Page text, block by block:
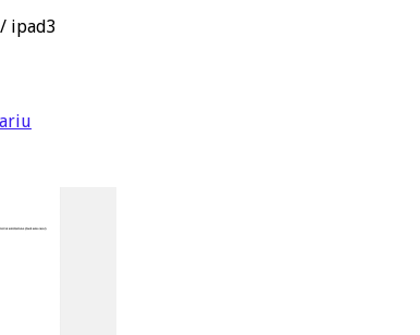
/ ipad3